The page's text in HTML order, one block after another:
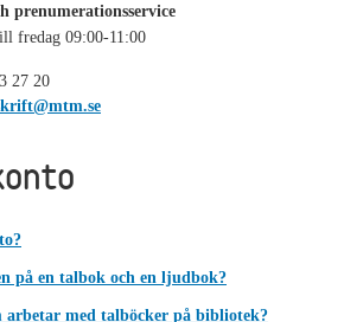
prenumerationsservice
fredag 09:00-11:00
27 20
på en talbok och en ljudbok?
arbetar med talböcker på bibliotek?